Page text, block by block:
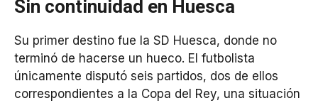
Sin continuidad en Huesca
Su primer destino fue la SD Huesca, donde no
terminó de hacerse un hueco. El futbolista
únicamente disputó seis partidos, dos de ellos
correspondientes a la Copa del Rey, una situación